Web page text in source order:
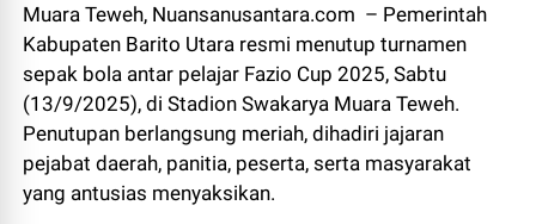
Muara Teweh, Nuansanusantara.com – Pemerintah
Kabupaten Barito Utara resmi menutup turnamen
sepak bola antar pelajar Fazio Cup 2025, Sabtu
(13/9/2025), di Stadion Swakarya Muara Teweh.
Penutupan berlangsung meriah, dihadiri jajaran
pejabat daerah, panitia, peserta, serta masyarakat
yang antusias menyaksikan.